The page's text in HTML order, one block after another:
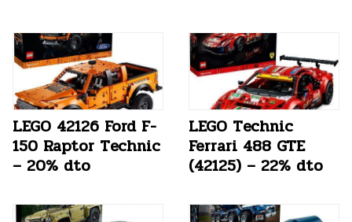
LEGO 42126 Ford F-
150 Raptor Technic
– 20% dto
LEGO Technic
Ferrari 488 GTE
(42125) – 22% dto